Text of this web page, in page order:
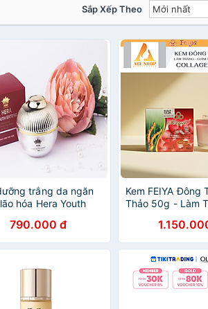
Sắp Xếp Theo
trắng da ngăn
hóa Hera Youth
790.000 đ
Kem FEIYA Đông
Thảo 50g - Làm
Da Tối Màu - Cân
Chống Lão Hóa